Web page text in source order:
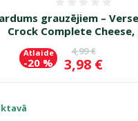
grauzējiem –
Crock Complete Cheese,
Oriģinālā cena
4,99 €
Cena
3,98 €
Atlaide
-20 %